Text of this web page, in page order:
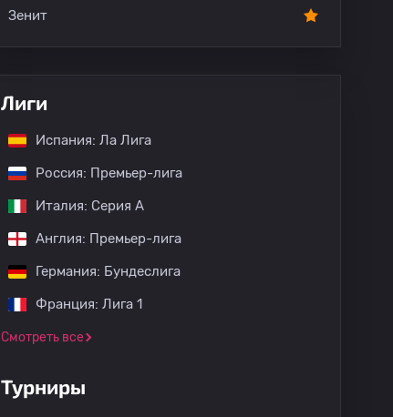
Зенит
Лиги
Испания: Ла Лига
Россия: Премьер-лига
Италия: Серия А
Англия: Премьер-лига
Германия: Бундеслига
Франция: Лига 1
Смотреть все
Турниры